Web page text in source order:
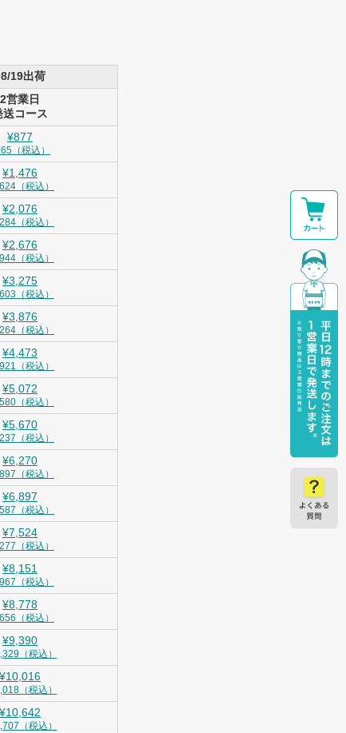
19出荷
2営業日
送コース
¥877
（税込）
¥1,476
（税込）
¥2,076
（税込）
¥2,676
（税込）
¥3,275
（税込）
¥3,876
（税込）
¥4,473
（税込）
¥5,072
（税込）
¥5,670
（税込）
¥6,270
（税込）
¥6,897
（税込）
¥7,524
（税込）
¥8,151
（税込）
¥8,778
（税込）
¥9,390
（税込）
¥10,016
（税込）
¥10,642
（税込）